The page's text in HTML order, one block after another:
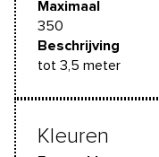
Maximaal
350
Beschrijving
tot 3,5 meter
Kleuren